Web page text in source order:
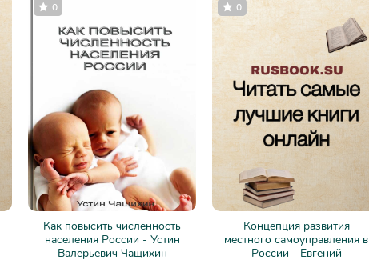
Как повысить численность
населения России - Устин
Валерьевич Чащихин
0
Концепция развития
местного самоуправления в
России - Евгений
0